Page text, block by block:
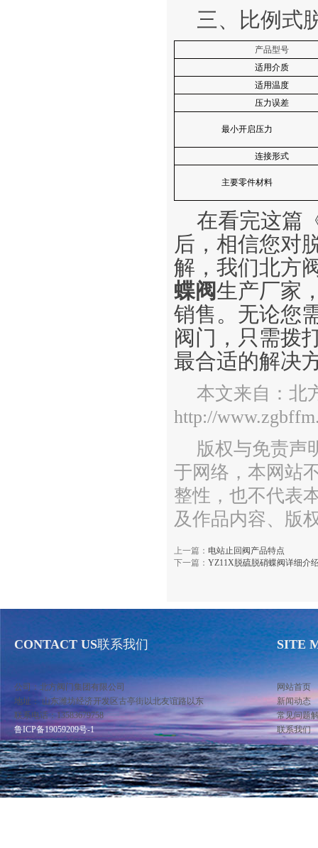
三、比例式
产品型号
适用介质
适用温度
压力误差
最小开启压力
连接形式
主要零件材料
在看完这篇
后，相信您对
解，我们北方
蝶阀生产厂家
销售。无论您
阀门，只需拨
最合适的解决
本文来自：北
http://
版权与免责声
于网络，本网站
整性，也不代表
及作品内容、版
上一篇： 电站止回阀产品特点
下一篇： YZ11X脱硫脱硝蝶阀详细介
CONTACT US联系我们
公司：北方阀门集团有限公司
地址： 山东潍坊经济开发区古亭街以北友谊路以东
联系电话：13583679758
鲁ICP备19059209号-1
SITE
网站首页
新闻动态
常见问题
联系我们